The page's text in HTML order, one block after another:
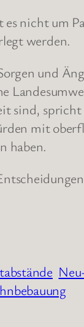
nicht um
werden.
und
sind,
mit
haben.